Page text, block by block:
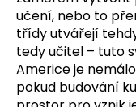
učení, nebo to
třídy utvářejí
tedy učitel – tuto
Americe je
pokud budování